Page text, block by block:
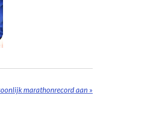
marathonrecord aan »